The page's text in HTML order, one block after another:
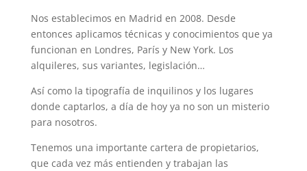
Nos establecimos en Madrid en 2008. Desde
entonces aplicamos técnicas y conocimientos que ya
funcionan en Londres, París y New York. Los
alquileres, sus variantes, legislación…
Así como la tipografía de inquilinos y los lugares
donde captarlos, a día de hoy ya no son un misterio
para nosotros.
Tenemos una importante cartera de propietarios,
que cada vez más entienden y trabajan las